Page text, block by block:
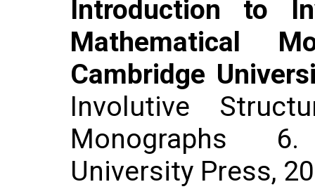
Introduction to
Mathematical
Cambridge
Involutive
Monographs
University Press,